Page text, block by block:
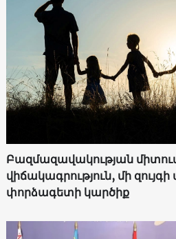
Բազմազավակության
վիճակագրություն, մի
փորձագետի կարծիք